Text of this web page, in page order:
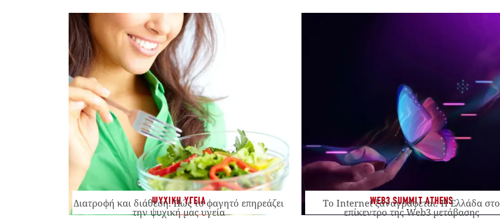
ΨΥΧΙΚΗ ΥΓΕΙΑ
Διατροφή και διάθεση: Πώς το φαγητό επηρεάζει
την ψυχική μας υγεία
WEB3 SUMMIT ATHENS
Το Internet ξαναγράφεται. Η Ελλάδα στο
επίκεντρο της Web3 μετάβασης